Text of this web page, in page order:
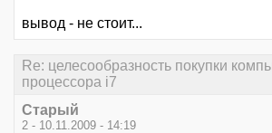
вывод - не стоит...
Re: целесообразность покупки
процессора i7
Старый
2 - 10.11.2009 - 14:19